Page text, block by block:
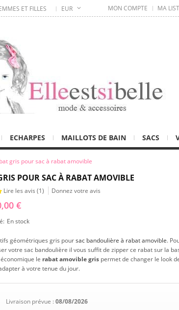
ET FILLES EUR MON COMPTE MA
ECHARPES MAILLOTS DE BAIN SACS
gris pour sac à rabat amovible
POUR SAC À RABAT AMOVIBLE
Lire les avis (1) Donnez votre avis
€
En stock
géométriques gris poursac bandoulière à rabat amovible.
votre sac bandoulière il vous suffit de zipper ce rabat sur la
le rabat amovible grispermet de changer le look
à votre tenue du jour.
Livraison prévue :08/08/2026